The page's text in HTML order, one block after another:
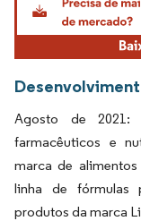
Agosto de 2021:
farmacêuticos e
marca de
linha de fórmulas
produtos da marca